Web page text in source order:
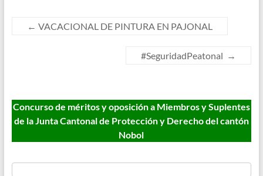
← VACACIONAL DE PINTURA EN PAJONAL
#SeguridadPeatonal →
Concurso de méritos y oposición a Miembros y Suplentes
de la Junta Cantonal de Protección y Derecho del cantón
Nobol